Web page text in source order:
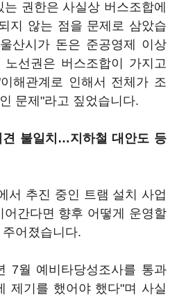
권한은 사실상 버스조합에
지 않는 점을 문제로 삼았습
산시가 돈은 준공영제 이상
선권은 버스조합이 가지고
해관계로 인해서 전체가 조
문제"라고 짚었습니다.
불일치…지하철 대안도 등
서 추진 중인 트램 설치 사업
간다면 향후 어떻게 운영할
어졌습니다.
7월 예비타당성조사를 통과
제기를 했어야 했다"며 사실